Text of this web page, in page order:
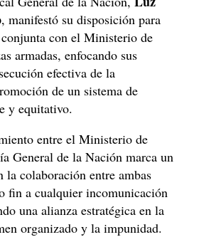
, manifestó su disposición para
con el Ministerio de
armadas, enfocando sus
efectiva de la
de un sistema de
y equitativo.
entre el Ministerio de
General de la Nación marca un
colaboración entre ambas
fin a cualquier incomunicación
una alianza estratégica en la
organizado y la impunidad.